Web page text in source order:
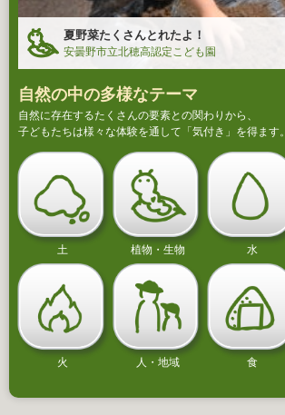
夏野菜たくさんとれたよ！
安曇野市立北穂高認定こども園
自然の中の多様なテーマ
自然に存在するたくさんの要素との関わりから、
子どもたちは様々な体験を通して「気付き」を得ます。
土 植物・生物 水
火 人・地域 食